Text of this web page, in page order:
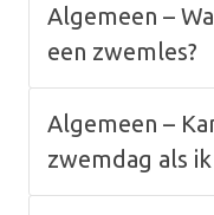
Algemeen –
een zwemles?
Algemeen –
zwemdag als